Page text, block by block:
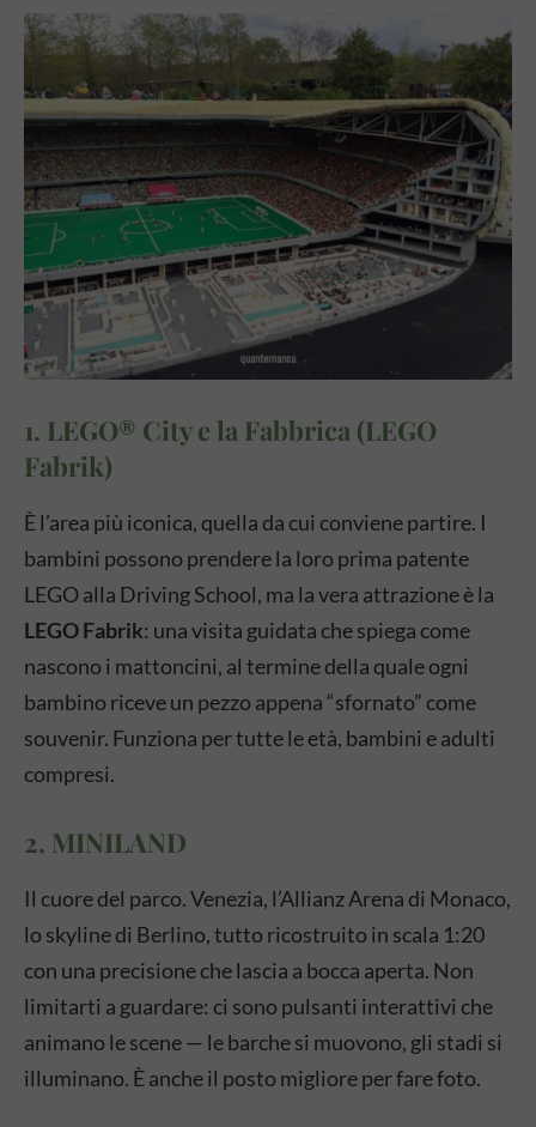
1. LEGO® City e la Fabbrica (LEGO
Fabrik)
È l’area più iconica, quella da cui conviene partire. I
bambini possono prendere la loro prima patente
LEGO alla Driving School, ma la vera attrazione è la
LEGO Fabrik: una visita guidata che spiega come
nascono i mattoncini, al termine della quale ogni
bambino riceve un pezzo appena “sfornato” come
souvenir. Funziona per tutte le età, bambini e adulti
compresi.
2. MINILAND
Il cuore del parco. Venezia, l’Allianz Arena di Monaco,
lo skyline di Berlino, tutto ricostruito in scala 1:20
con una precisione che lascia a bocca aperta. Non
limitarti a guardare: ci sono pulsanti interattivi che
animano le scene — le barche si muovono, gli stadi si
illuminano. È anche il posto migliore per fare foto.